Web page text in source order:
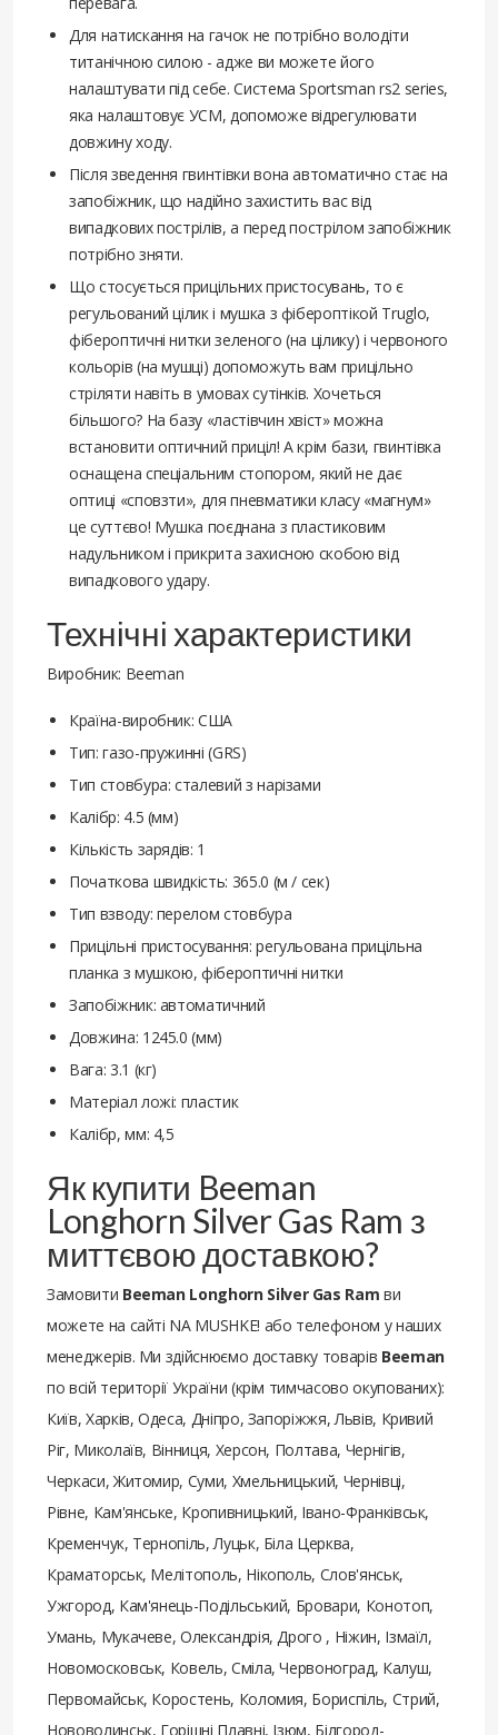
Для натискання на гачок не потрібно володіти
титанічною силою - адже ви можете його
налаштувати під себе. Система Sportsman rs2 series,
яка налаштовує УСМ, допоможе відрегулювати
довжину ходу.
Після зведення гвинтівки вона автоматично стає на
запобіжник, що надійно захистить вас від
випадкових пострілів, а перед пострілом запобіжник
потрібно зняти.
Що стосується прицільних пристосувань, то є
регульований цілик і мушка з фібероптікой Truglo,
фібероптичні нитки зеленого (на цілику) і червоного
кольорів (на мушці) допоможуть вам прицільно
стріляти навіть в умовах сутінків. Хочеться
більшого? На базу «ластівчин хвіст» можна
встановити оптичний приціл! А крім бази, гвинтівка
оснащена спеціальним стопором, який не дає
оптиці «сповзти», для пневматики класу «магнум»
це суттєво! Мушка поєднана з пластиковим
надульником і прикрита захисною скобою від
випадкового удару.
Технічні характеристики
Виробник: Beeman
Країна-виробник: США
Тип: газо-пружинні (GRS)
Тип стовбура: сталевий з нарізами
Калібр: 4.5 (мм)
Кількість зарядів: 1
Початкова швидкість: 365.0 (м / сек)
Тип взводу: перелом стовбура
Прицільні пристосування: регульована прицільна
планка з мушкою, фібероптичні нитки
Запобіжник: автоматичний
Довжина: 1245.0 (мм)
Вага: 3.1 (кг)
Матеріал ложі: пластик
Калібр, мм: 4,5
Як купити Beeman
Longhorn Silver Gas Ram з
миттєвою доставкою?
Замовити Beeman Longhorn Silver Gas Ramви
можете на сайті NA MUSHKE! або телефоном у наших
менеджерів. Ми здійснюємо доставку товарів Beeman
по всій території України (крім тимчасово окупованих):
Київ, Харків, Одеса, Дніпро, Запоріжжя, Львів, Кривий
Ріг, Миколаїв, Вінниця, Херсон, Полтава, Чернігів,
Черкаси, Житомир, Суми, Хмельницький, Чернівці,
Рівне, Кам'янське, Кропивницький, Івано-Франківськ,
Кременчук, Тернопіль, Луцьк, Біла Церква,
Краматорськ, Мелітополь, Нікополь, Слов'янськ,
Ужгород, Кам'янець-Подільський, Бровари, Конотоп,
Умань, Мукачеве, Олександрія, Дрого , Ніжин, Ізмаїл,
Новомосковськ, Ковель, Сміла, Червоноград, Калуш,
Первомайськ, Коростень, Коломия, Бориспіль, Стрий,
Нововолинськ, Горішні Плавні, Ізюм, Білгород-